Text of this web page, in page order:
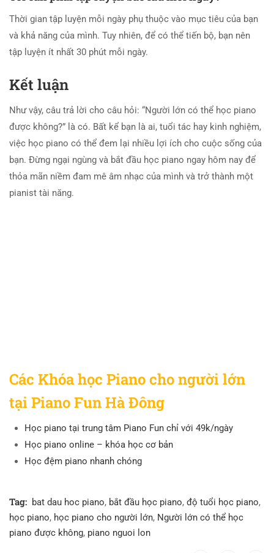
Thời gian tập luyện mỗi ngày phụ thuộc vào mục tiêu của bạn
và khả năng của mình. Tuy nhiên, để có thể tiến bộ, bạn nên
tập luyện ít nhất 30 phút mỗi ngày.
Kết luận
Như vậy, câu trả lời cho câu hỏi: “Người lớn có thể học piano
được không?” là có. Bất kể bạn là ai, tuổi tác hay kinh nghiệm,
việc học piano có thể đem lại nhiều lợi ích cho cuộc sống của
bạn. Đừng ngại ngùng và bắt đầu học piano ngay hôm nay để
thỏa mãn niềm đam mê âm nhạc của mình và trở thành một
pianist tài năng.
Các Khóa học Piano cho người lớn
tại Piano Fun Hà Đông
Học piano tại trung tâm Piano Fun chỉ với 49k/ngày
Học piano online – khóa học cơ bản
Học đệm piano nhanh chóng
Tag: bat dau hoc piano, bắt đầu học piano, độ tuổi học piano,
học piano, học piano cho người lớn, Người lớn có thể học
piano được không, piano nguoi lon